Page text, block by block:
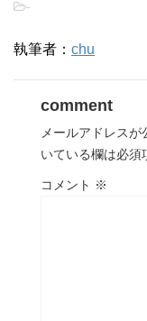
-
執筆者： chu
comment
メールアドレスが
いている欄は必須
コメント ※